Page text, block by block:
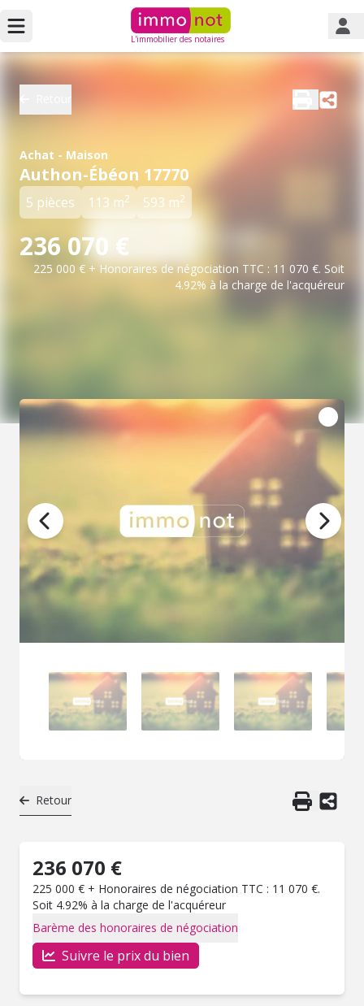
L'immobilier des notaires
Achat - Maison
Authon-Ébéon 17770
5 pièces 113 m2 593 m2
236 070 €
225 000 € + Honoraires de négociation TTC : 11 070 €. Soit
4.92% à la charge de l'acquéreur
Retour
236 070 €
225 000 € + Honoraires de négociation TTC : 11 070 €.
Soit 4.92% à la charge de l'acquéreur
Barème des honoraires de négociation
Suivre le prix du bien